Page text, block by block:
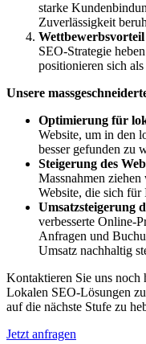
starke
Zuverlässigkeit
SEO-Strategie
positionieren sich
Unsere
Optimierung für
Website, um in den
besser gefunden zu
Steigerung des
Massnahmen
Website, die sich für
Umsatzsteigerung
verbesserte Online-
Anfragen und
Umsatz nachhaltig
Kontaktieren Sie uns noch
Lokalen SEO-Lösungen
auf die nächste Stufe zu
Jetzt anfragen